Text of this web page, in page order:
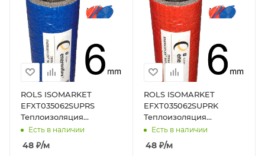
ROLS ISOMARKET
EFXT035062SUPRS
Теплоизоляция
Energoflex® Super
Protect СПС35/6, для
трубы 32, толщина
Есть в наличии
48 ₽/м
ROLS ISOMARKET
EFXT035062SUPRK
Теплоизоляция
Energoflex® Super
Protect СПК35/6, для
трубы 32, толщина
Есть в наличии
48₽/м